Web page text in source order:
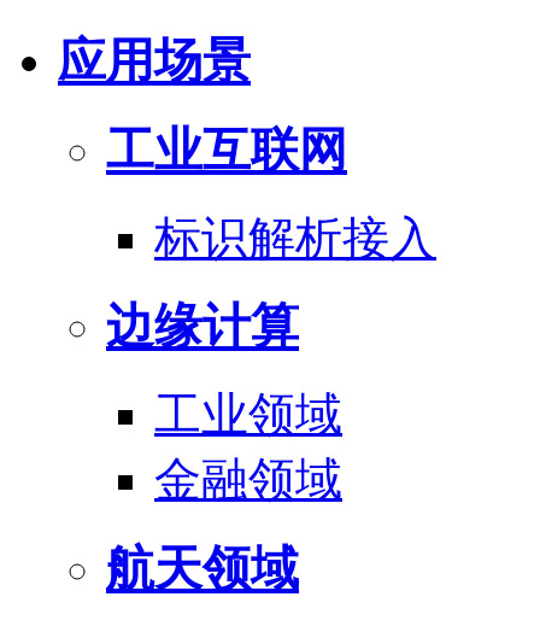
应用场景
工业互联网
标识解析接入
边缘计算
工业领域
金融领域
航天领域